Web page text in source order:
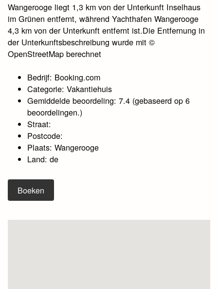
Wangerooge liegt 1,3 km von der Unterkunft Inselhaus
im Grünen entfernt, während Yachthafen Wangerooge
4,3 km von der Unterkunft entfernt ist.Die Entfernung in
der Unterkunftsbeschreibung wurde mit ©
OpenStreetMap berechnet
Bedrijf: Booking.com
Categorie: Vakantiehuis
Gemiddelde beoordeling: 7.4 (gebaseerd op 6
beoordelingen.)
Straat:
Postcode:
Plaats: Wangerooge
Land: de
Boeken